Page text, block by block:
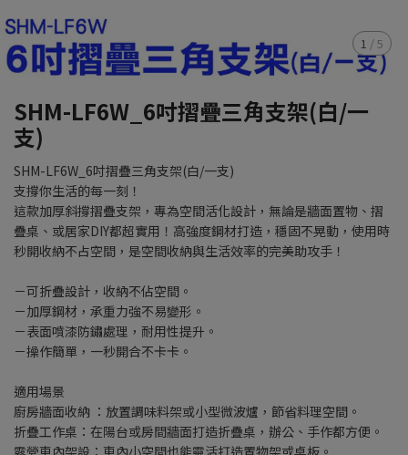
1 /5
SHM-LF6W_6吋摺疊三角支架(白/一
支)
SHM-LF6W_6吋摺疊三角支架(白/一支)
支撐你生活的每一刻！
這款加厚斜撐摺疊支架，專為空間活化設計，無論是牆面置物、摺
疊桌、或居家DIY都超實用！高強度鋼材打造，穩固不晃動，使用時
秒開收納不占空間，是空間收納與生活效率的完美助攻手！
－可折疊設計，收納不佔空間。
－加厚鋼材，承重力強不易變形。
－表面噴漆防鏽處理，耐用性提升。
－操作簡單，一秒開合不卡卡。
適用場景
廚房牆面收納 ：放置調味料架或小型微波爐，節省料理空間。
折疊工作桌：在陽台或房間牆面打造折疊桌，辦公、手作都方便。
露營車內架設：車內小空間也能靈活打造置物架或桌板。